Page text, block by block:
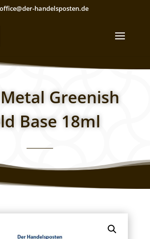
office@der-handelsposten.de
Greenish
Base 18ml